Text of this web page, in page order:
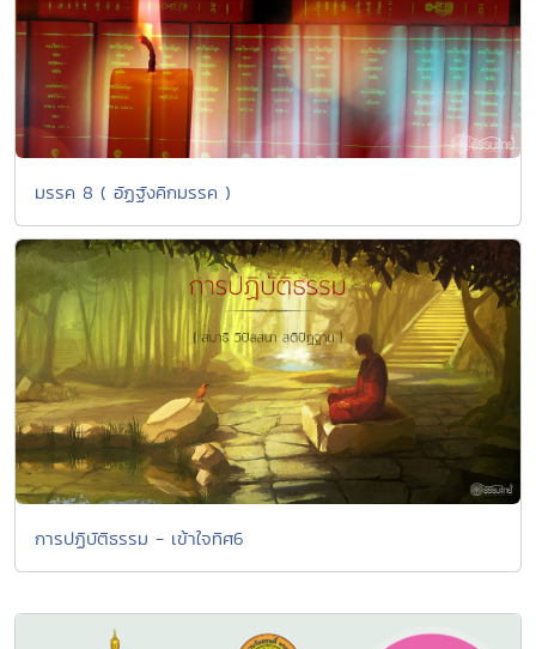
มรรค 8 ( อัฏฐังคิกมรรค )
การปฏิบัติธรรม - เข้าใจทิศ6